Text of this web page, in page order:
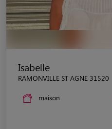
Isabelle
RAMONVILLE ST AGNE 31520
maison